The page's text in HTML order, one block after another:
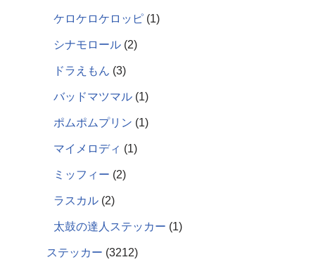
ケロケロケロッピ 1
シナモロール 2
ドラえもん 3
バッドマツマル 1
ポムポムプリン 1
マイメロディ 1
ミッフィー 2
ラスカル 2
太鼓の達人ステッカー 1
ステッカー 3212